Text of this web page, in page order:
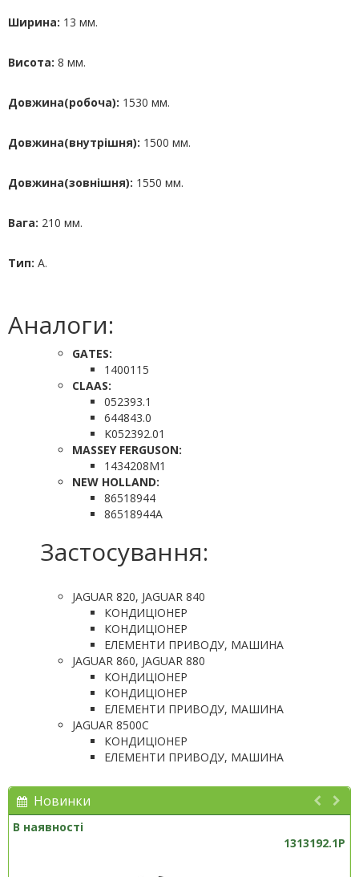
Ширина: 13 мм.
Висота: 8 мм.
Довжина(робоча): 1530 мм.
Довжина(внутрішня): 1500 мм.
Довжина(зовнішня): 1550 мм.
Вага: 210 мм.
Тип: A.
Аналоги:
GATES:
1400115
CLAAS:
052393.1
644843.0
K052392.01
MASSEY FERGUSON:
1434208M1
NEW HOLLAND:
86518944
86518944A
Застосування:
JAGUAR 820, JAGUAR 840
КОНДИЦІОНЕР
КОНДИЦІОНЕР
ЕЛЕМЕНТИ ПРИВОДУ, МАШИНА
JAGUAR 860, JAGUAR 880
КОНДИЦІОНЕР
КОНДИЦІОНЕР
ЕЛЕМЕНТИ ПРИВОДУ, МАШИНА
JAGUAR 8500C
КОНДИЦІОНЕР
ЕЛЕМЕНТИ ПРИВОДУ, МАШИНА
Новинки
В наявності
1313192.1P